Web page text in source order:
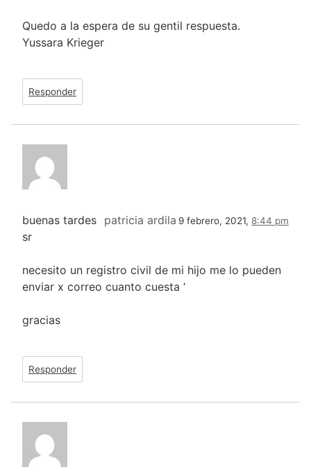
Quedo a la espera de su gentil respuesta.
Yussara Krieger
Responder
patricia ardila 9 febrero, 2021, 8:44 pm
buenas tardes
sr
necesito un registro civil de mi hijo me lo pueden
enviar x correo cuanto cuesta ‘
gracias
Responder